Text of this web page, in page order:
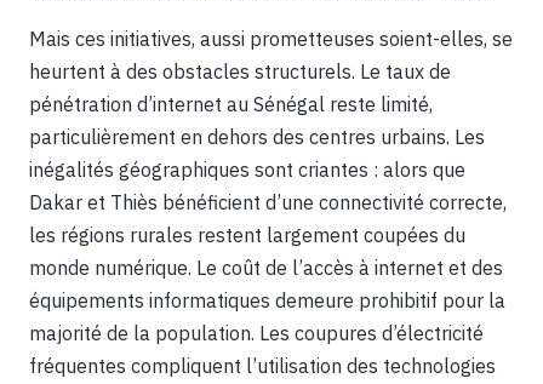
Mais ces initiatives, aussi prometteuses soient-elles, se
heurtent à des obstacles structurels. Le taux de
pénétration d’internet au Sénégal reste limité,
particulièrement en dehors des centres urbains. Les
inégalités géographiques sont criantes : alors que
Dakar et Thiès bénéficient d’une connectivité correcte,
les régions rurales restent largement coupées du
monde numérique. Le coût de l’accès à internet et des
équipements informatiques demeure prohibitif pour la
majorité de la population. Les coupures d’électricité
fréquentes compliquent l’utilisation des technologies